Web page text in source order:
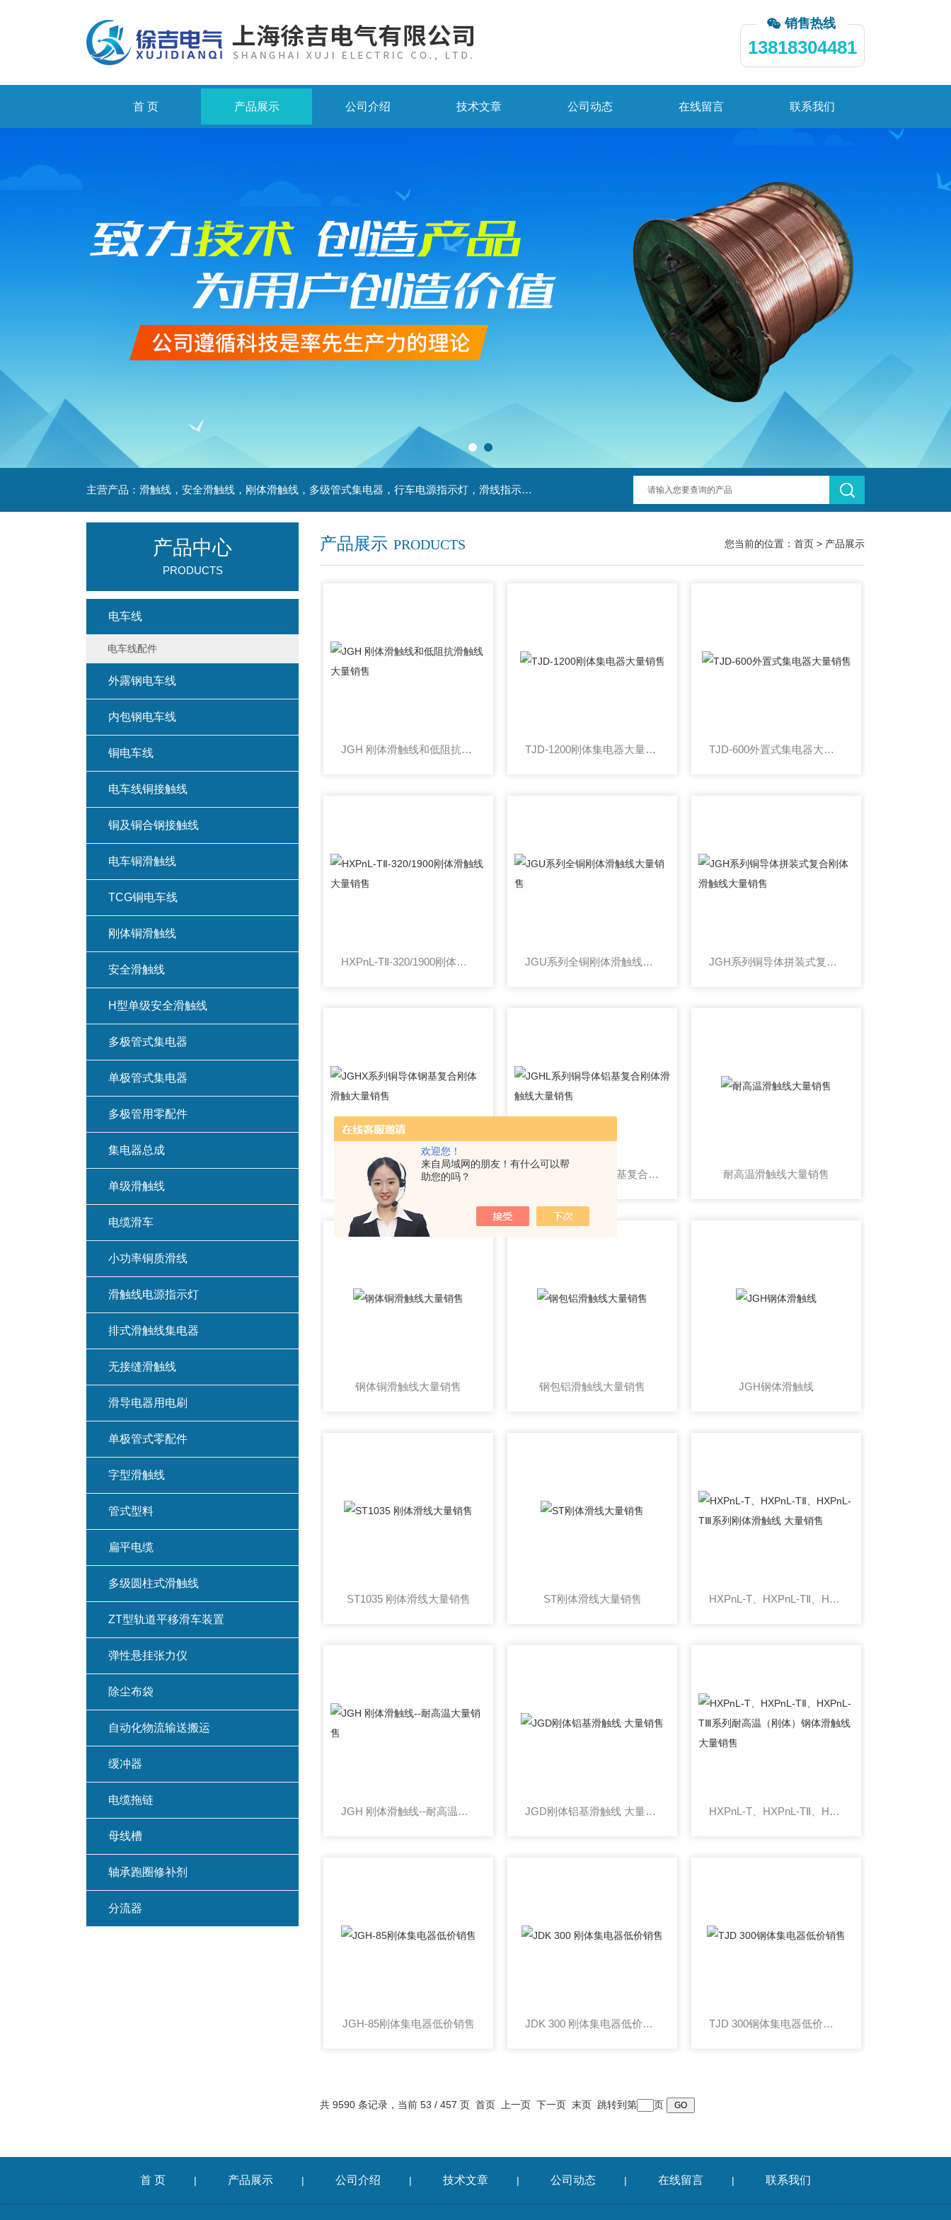
欢迎您！
来自局域网的朋友！有什么可以帮
助您的吗？
销售热线
13818304481
首 页 产品展示 公司介绍 技术文章 公司动态 在线留言 联系我们
主营产品：滑触线，安全滑触线，刚体滑触线，多级管式集电器，行车电源指示灯，滑线指示灯，集电器，扁平电缆，H型单级安全滑触器，电缆滑轨滑车
产品展示 PRODUCTS 您当前的位置： 首页 > 产品展示
JGH 刚体滑触线和低阻抗滑触线大量销售 TJD-1200刚体集电器大量销售 TJD-600外置式集电器大量销售
HXPnL-TⅡ-320/1900刚体滑触线大量销售 JGU系列全铜刚体滑触线大量销售 JGH系列铜导体拼装式复合刚体滑触线大量销售
JGHX系列铜导体钢基复合刚体滑触大量销售 JGHL系列铜导体铝基复合刚体滑触线大量销售 耐高温滑触线大量销售
钢体铜滑触线大量销售 钢包铝滑触线大量销售 JGH钢体滑触线
ST1035 刚体滑线大量销售 ST刚体滑线大量销售 HXPnL-T、HXPnL-TⅡ、HXPnL-TⅢ系列刚体滑触线 大量销售
JGH 刚体滑触线--耐高温大量销售 JGD刚体铝基滑触线 大量销售 HXPnL-T、HXPnL-TⅡ、HXPnL-TⅢ系列耐高温（刚体）钢体滑触线大量销售
JGH-85刚体集电器低价销售 JDK 300 刚体集电器低价销售 TJD 300钢体集电器低价销售
共 9590 条记录，当前 53 / 457 页 首页 上一页 下一页 末页 跳转到第 页
产品中心
PRODUCTS
电车线
电车线配件
外露钢电车线
内包钢电车线
铜电车线
电车线铜接触线
铜及铜合钢接触线
电车铜滑触线
TCG铜电车线
刚体铜滑触线
安全滑触线
H型单级安全滑触线
多极管式集电器
单极管式集电器
多极管用零配件
集电器总成
单级滑触线
电缆滑车
小功率铜质滑线
滑触线电源指示灯
排式滑触线集电器
无接缝滑触线
滑导电器用电刷
单极管式零配件
字型滑触线
管式型料
扁平电缆
多级圆柱式滑触线
ZT型轨道平移滑车装置
弹性悬挂张力仪
除尘布袋
自动化物流输送搬运
缓冲器
电缆拖链
母线槽
轴承跑圈修补剂
分流器
首 页 | 产品展示 | 公司介绍 | 技术文章 | 公司动态 | 在线留言 | 联系我们